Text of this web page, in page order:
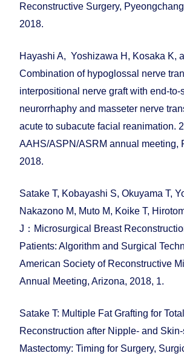
Reconstructive Surgery,
2018.
Hayashi A, Yoshizawa H, Kosaka K,
Combination of hypoglossal nerve
interpositional nerve graft with end-to-
neurorrhaphy and masseter nerve
acute to subacute facial reanimation.
AAHS/ASPN/ASRM annual meeting,
2018.
Satake T, Kobayashi S, Okuyama T,
Nakazono M, Muto M, Koike T,
J：Microsurgical Breast
Patients: Algorithm and Surgical
American Society of Reconstructive
Annual Meeting, Arizona, 2018, 1.
Satake T: Multiple Fat Grafting for
Reconstruction after Nipple- and
Mastectomy: Timing for Surgery,